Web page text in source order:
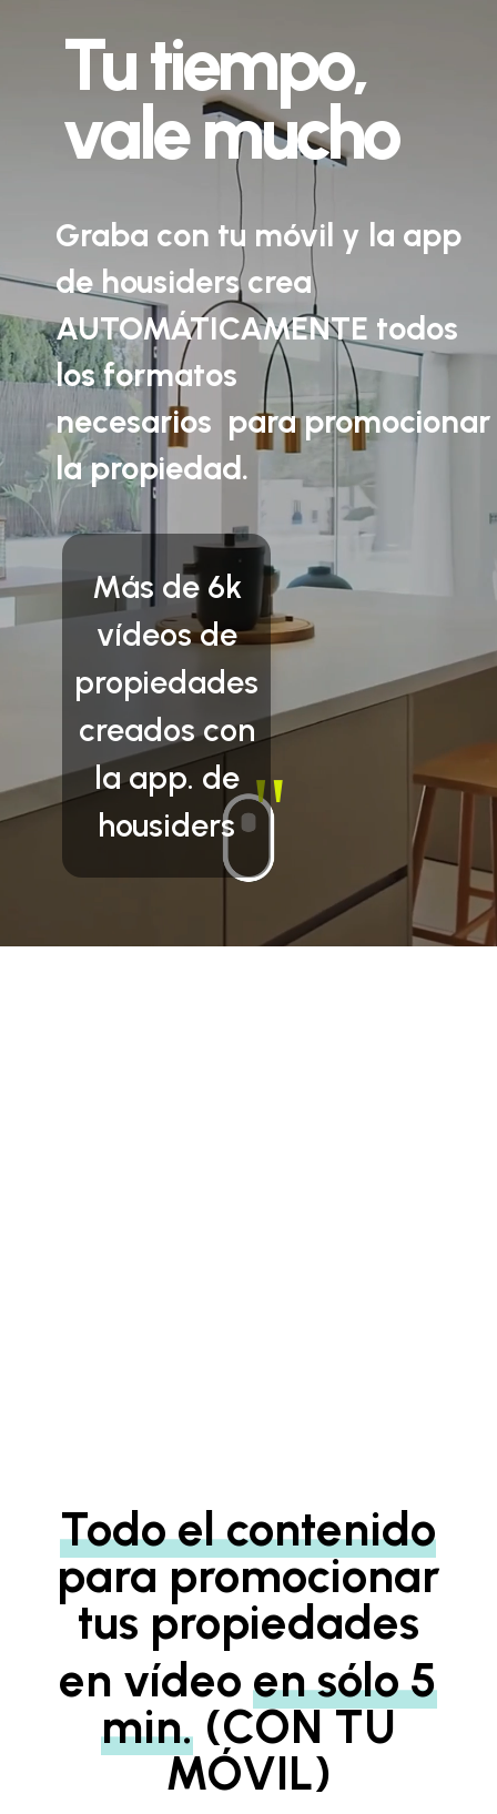
Tu tiempo,
vale mucho
Graba con tu móvil y la app
de housiders crea
AUTOMÁTICAMENTE todos
los formatos
necesarios para promocionar
la propiedad.
Más de 6k
vídeos de
propiedades
creados con
la app. de
housiders "
Todo el contenido
para promocionar
tus propiedades
en vídeoen sólo 5
min.(CON TU
MÓVIL)